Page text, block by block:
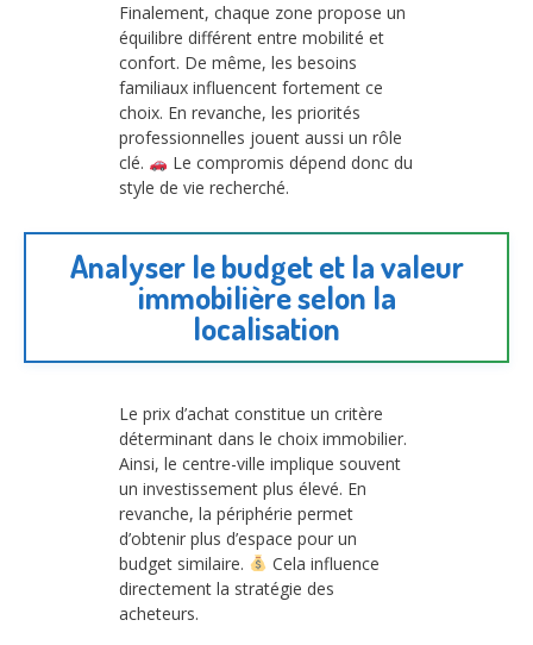
Finalement, chaque zone propose un
équilibre différent entre mobilité et
confort. De même, les besoins
familiaux influencent fortement ce
choix. En revanche, les priorités
professionnelles jouent aussi un rôle
clé.
Le compromis dépend donc du
style de vie recherché.
Analyser le budget et la valeur
immobilière selon la
localisation
Le prix d’achat constitue un critère
déterminant dans le choix immobilier.
Ainsi, le centre-ville implique souvent
un investissement plus élevé. En
revanche, la périphérie permet
d’obtenir plus d’espace pour un
budget similaire.
Cela influence
directement la stratégie des
acheteurs.